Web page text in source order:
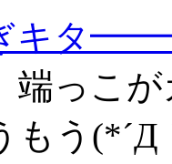
ぎキ
端っこ
もう(*´Д